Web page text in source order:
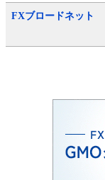
FXブロードネット